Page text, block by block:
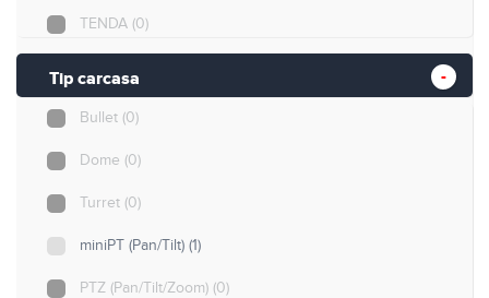
TENDA (0)
Tip carcasa
Bullet (0)
Dome (0)
Turret (0)
miniPT (Pan/Tilt) (1)
PTZ (Pan/Tilt/Zoom) (0)